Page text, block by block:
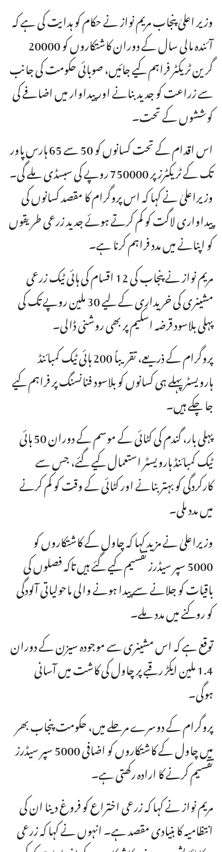
وزیر اعلیٰ پنجاب مریم نواز نے حکام کو ہدایت کی ہے کہ
آئندہ مالی سال کے دوران کاشتکاروں کو 20000
گرین ٹریکٹر فراہم کیے جائیں، صوبائی حکومت کی جانب
سے زراعت کو جدید بنانے اور پیداوار میں اضافے کی
کوششوں کے تحت۔
اس اقدام کے تحت کسانوں کو 50 سے 65 ہارس پاور
تک کے ٹریکٹرز پر 750000 روپے کی سبسڈی ملے گی۔
وزیراعلیٰ نے کہا کہ اس پروگرام کا مقصد کسانوں کی
پیداواری لاگت کو کم کرتے ہوئے جدید زرعی طریقوں
کو اپنانے میں مدد فراہم کرنا ہے۔
مریم نواز نے پنجاب کی 12 اقسام کی ہائی ٹیک زرعی
مشینری کی خریداری کے لیے 30 ملین روپے تک کی
پہلی بلاسود قرضہ اسکیم پر بھی روشنی ڈالی۔
پروگرام کے ذریعے، تقریباً 200 ہائی ٹیک کمبائنڈ
ہارویسٹر پہلے ہی کسانوں کو بلاسود فنانسنگ پر فراہم کیے
جا چکے ہیں۔
پہلی بار، گندم کی کٹائی کے موسم کے دوران 50 ہائی
ٹیک کمبائنڈ ہارویسٹر استعمال کیے گئے، جس سے
کارکردگی کو بہتر بنانے اور کٹائی کے وقت کو کم کرنے
میں مدد ملی۔
وزیراعلیٰ نے مزید کہا کہ چاول کے کاشتکاروں کو
5000 سپر سیڈرز تقسیم کیے گئے ہیں تاکہ فصلوں کی
باقیات کو جلانے سے پیدا ہونے والی ماحولیاتی آلودگی
کو روکنے میں مدد ملے۔
توقع ہے کہ اس مشینری سے موجودہ سیزن کے دوران
1.4 ملین ایکڑ رقبے پر چاول کی کاشت میں آسانی
ہوگی۔
پروگرام کے دوسرے مرحلے میں، حکومت پنجاب بھر
میں چاول کے کاشتکاروں کو اضافی 5000 سپر سیڈرز
تقسیم کرنے کا ارادہ رکھتی ہے۔
مریم نواز نے کہا کہ زرعی اختراع کو فروغ دینا ان کی
انتظامیہ کا بنیادی مقصد ہے۔ انہوں نے کہا کہ زرعی